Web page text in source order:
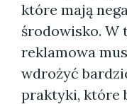
które mają
środowisko. W
reklamowa
wdrożyć
praktyki, które